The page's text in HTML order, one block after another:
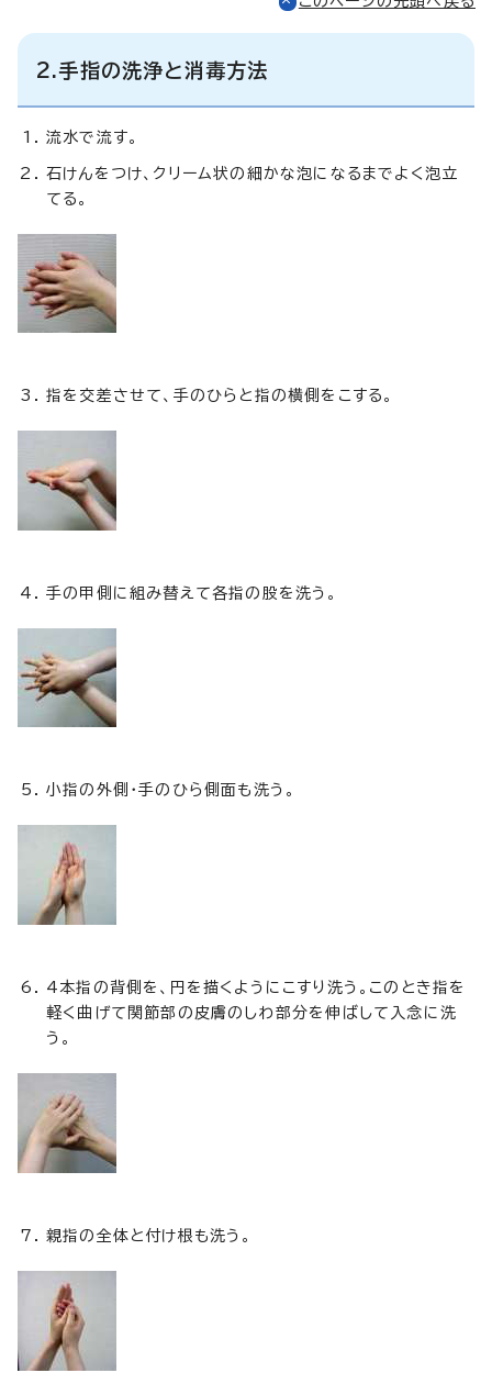
2.手指の洗浄と消毒方法
流水で流す。
石けんをつけ、クリーム状の細かな泡になるまでよく泡立
てる。
指を交差させて、手のひらと指の横側をこする。
手の甲側に組み替えて各指の股を洗う。
小指の外側・手のひら側面も洗う。
4本指の背側を、円を描くようにこすり洗う。このとき指を
軽く曲げて関節部の皮膚のしわ部分を伸ばして入念に洗
う。
親指の全体と付け根も洗う。